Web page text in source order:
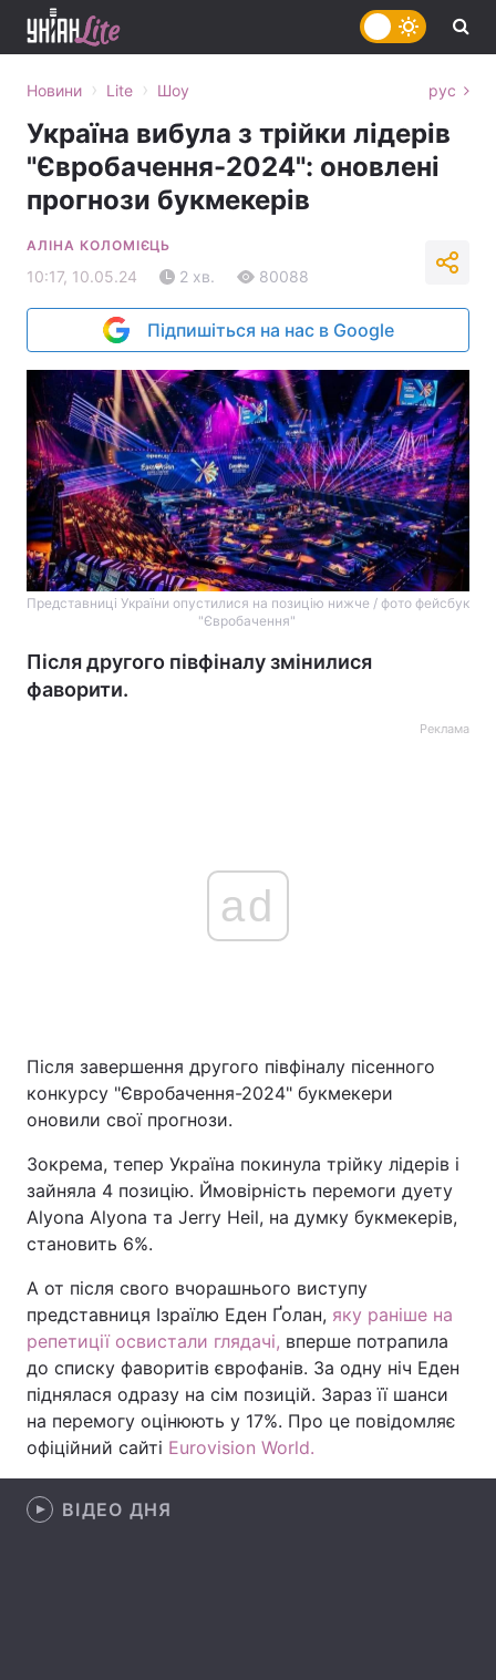
Головна Війна
Економіка Світ
Спорт Наука
Техно і зв'язок Лайт
Зброя Інциденти
Здоров'я Туризм
Цікавинки Погода
Екологія Регіони
Лонгріди
Новини › Lite › Шоу рус
Україна вибула з трійки лідерів
"Євробачення-2024": оновлені
прогнози букмекерів
АЛІНА КОЛОМІЄЦЬ
10:17, 10.05.24 2 хв. 80088
Підпишіться на нас в Google
Представниці України опустилися на позицію нижче / фото фейсбук
"Євробачення"
Після другого півфіналу змінилися
фаворити.
Реклама
ad
Після завершення другого півфіналу пісенного
конкурсу "Євробачення-2024" букмекери
оновили свої прогнози.
Зокрема, тепер Україна покинула трійку лідерів і
зайняла 4 позицію. Ймовірність перемоги дуету
Alyona Alyona та Jerry Heil, на думку букмекерів,
становить 6%.
А от після свого вчорашнього виступу
представниця Ізраїлю Еден Ґолан, яку раніше на
репетиції освистали глядачі, вперше потрапила
до списку фаворитів єврофанів. За одну ніч Еден
піднялася одразу на сім позицій. Зараз її шанси
на перемогу оцінюють у 17%. Про це повідомляє
офіційний сайті Еurovision World.
ВІДЕО ДНЯ